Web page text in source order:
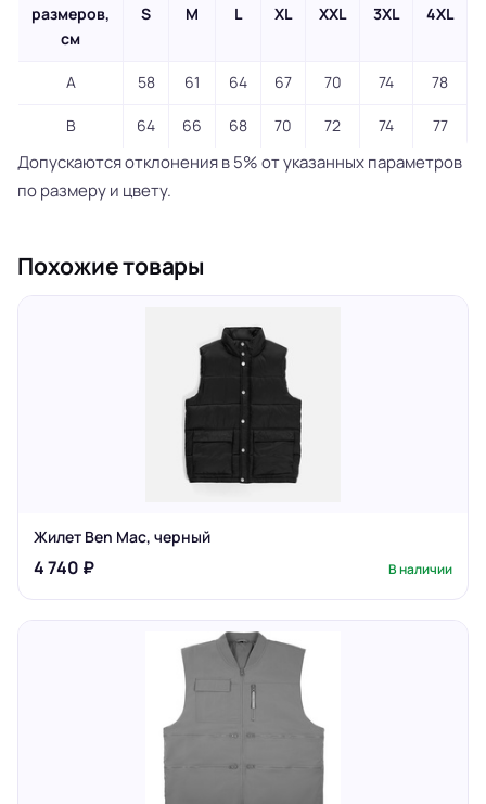
размеров,
см
S M L XL XXL 3XL 4XL
A 58 61 64 67 70 74 78
B 64 66 68 70 72 74 77
Допускаются отклонения в 5% от указанных параметров
по размеру и цвету.
Похожие товары
Жилет Ben Mac, черный
4 740 ₽ В наличии